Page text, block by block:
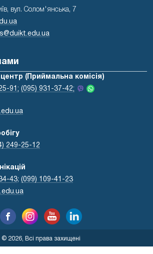
вул. Солом'янська, 7
(Приймальна комісія)
91; (095) 931-37-42;
249-25-12
43; (099) 109-41-23
© 2026, Всі права захищені